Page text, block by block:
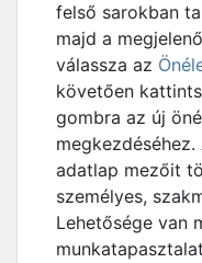
felső sarokban
majd a
válassza az
követően
gombra az új
adatlap mezőit
személyes,
Lehetősége van